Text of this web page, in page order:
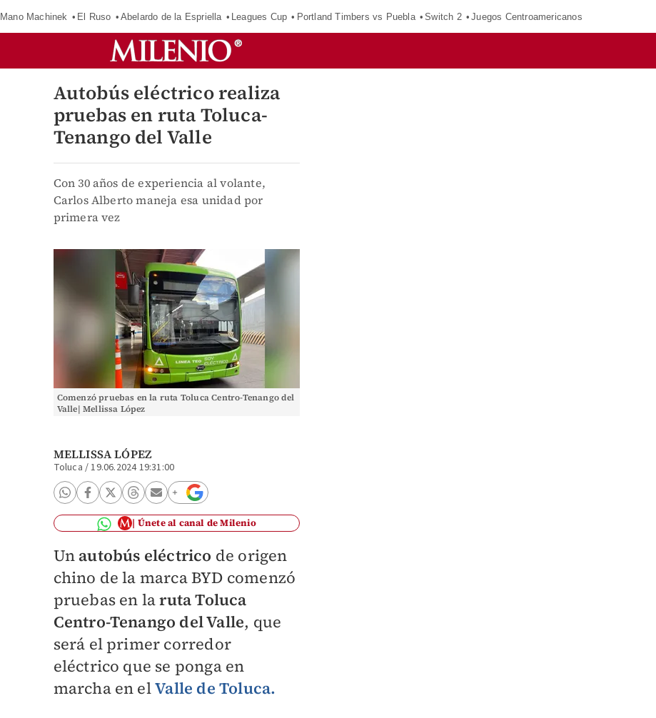
Mano Machinek El Ruso Abelardo de la Espriella Leagues Cup Portland Timbers vs Puebla Switch 2 Juegos Centroamericanos
Autobús eléctrico realiza
pruebas en ruta Toluca-
Tenango del Valle
Con 30 años de experiencia al volante,
Carlos Alberto maneja esa unidad por
primera vez
Comenzó pruebas en la ruta Toluca Centro-Tenango del
Valle| Mellissa López
MELLISSA LÓPEZ
Toluca /19.06.2024 19:31:00
Únete al canal de Milenio
Unautobús eléctrico de origen
chino de la marca BYD comenzó
pruebas en laruta Toluca
Centro-Tenango del Valle, que
será el primer corredor
eléctrico que se ponga en
marcha en elValle de Toluca.